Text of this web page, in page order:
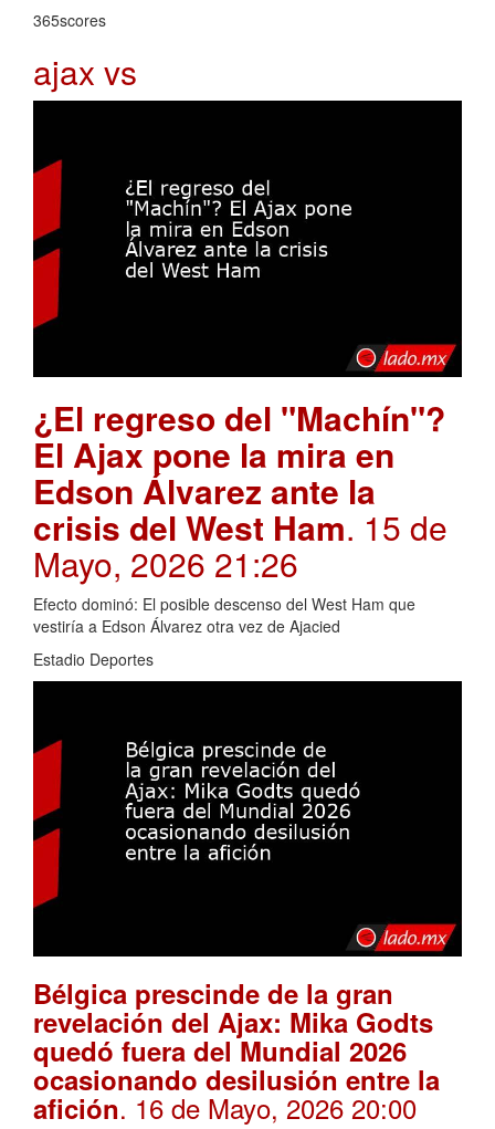
365scores
ajax vs
¿El regreso del "Machín"?
El Ajax pone la mira en
Edson Álvarez ante la
crisis del West Ham. 15 de
Mayo, 2026 21:26
Efecto dominó: El posible descenso del West Ham que
vestiría a Edson Álvarez otra vez de Ajacied
Estadio Deportes
Bélgica prescinde de la gran
revelación del Ajax: Mika Godts
quedó fuera del Mundial 2026
ocasionando desilusión entre la
afición. 16 de Mayo, 2026 20:00